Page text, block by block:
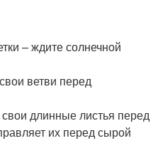
– ждите солнечной
ветви перед
длинные листья перед
их перед сырой